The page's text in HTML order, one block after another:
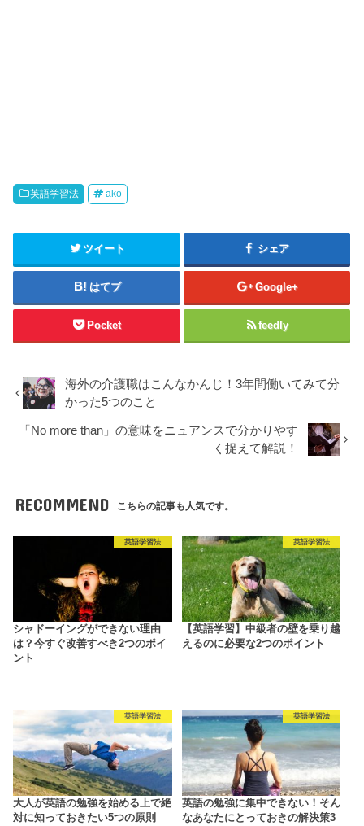
英語学習法 ako
ツイート シェア
はてブ Google+
Pocket feedly
海外の介護職はこんなかんじ！3年間働いてみて分
かった5つのこと
「No more than」の意味をニュアンスで分かりやす
く捉えて解説！
RECOMMEND こちらの記事も人気です。
英語学習法
シャドーイングができない理由
は？今すぐ改善すべき2つのポイ
ント
英語学習法
【英語学習】中級者の壁を乗り越
えるのに必要な2つのポイント
英語学習法
大人が英語の勉強を始める上で絶
対に知っておきたい5つの原則
英語学習法
英語の勉強に集中できない！そん
なあなたにとっておきの解決策3